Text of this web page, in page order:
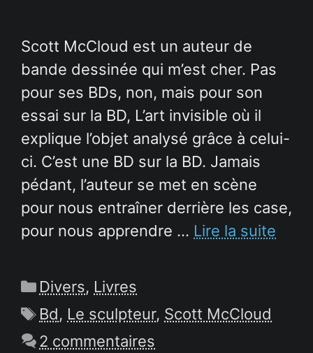
Scott McCloud est un auteur de
bande dessinée qui m’est cher. Pas
pour ses BDs, non, mais pour son
essai sur la BD, L’art invisible où il
explique l’objet analysé grâce à celui-
ci. C’est une BD sur la BD. Jamais
pédant, l’auteur se met en scène
pour nous entraîner derrière les case,
pour nous apprendre … Lire la suite
Catégories
Divers, Livres
Étiquettes
Bd, Le sculpteur, Scott McCloud
2 commentaires